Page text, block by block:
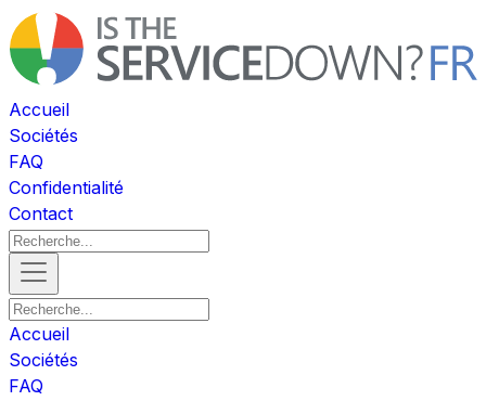
Accueil
Sociétés
FAQ
Confidentialité
Contact
Accueil
Sociétés
FAQ